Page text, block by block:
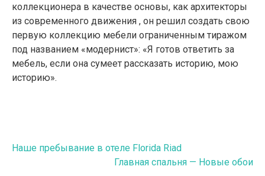
коллекционера в качестве основы, как архитекторы
из современного движения , он решил создать свою
первую коллекцию мебели ограниченным тиражом
под названием «модернист»: «Я готов ответить за
мебель, если она сумеет рассказать историю, мою
историю».
Навигация
Наше пребывание в отеле Florida Riad
Главная спальня — Новые обои